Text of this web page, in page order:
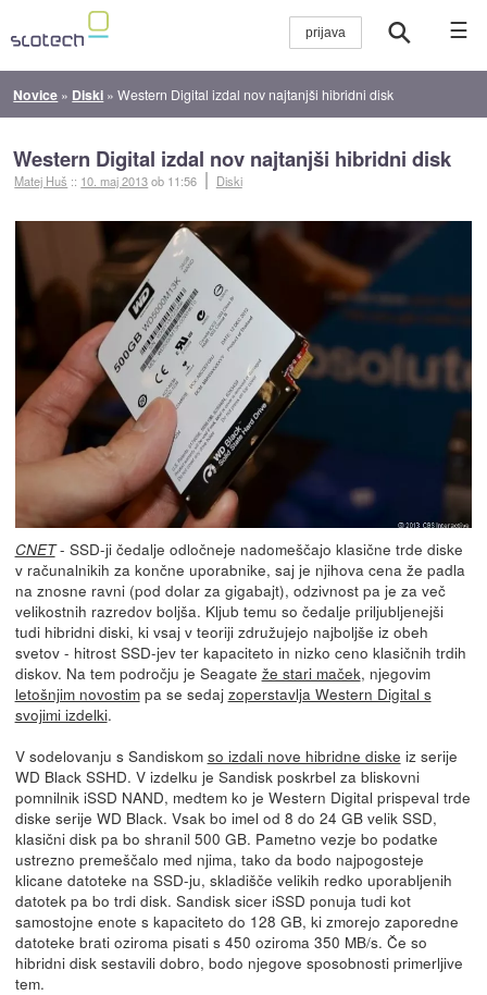
☰
Novice » Diski »Western Digital izdal nov najtanjši hibridni disk
Western Digital izdal nov najtanjši hibridni disk
Matej Huš :: 10. maj 2013ob 11:56 Diski
CNET- SSD-ji čedalje odločneje nadomeščajo klasične trde diske
v računalnikih za končne uporabnike, saj je njihova cena že padla
na znosne ravni (pod dolar za gigabajt), odzivnost pa je za več
velikostnih razredov boljša. Kljub temu so čedalje priljubljenejši
tudi hibridni diski, ki vsaj v teoriji združujejo najboljše iz obeh
svetov - hitrost SSD-jev ter kapaciteto in nizko ceno klasičnih trdih
diskov. Na tem področju je Seagate že stari maček, njegovim
letošnjim novostimpa se sedaj zoperstavlja Western Digital s
svojimi izdelki.
V sodelovanju s Sandiskom so izdali nove hibridne diske iz serije
WD Black SSHD. V izdelku je Sandisk poskrbel za bliskovni
pomnilnik iSSD NAND, medtem ko je Western Digital prispeval trde
diske serije WD Black. Vsak bo imel od 8 do 24 GB velik SSD,
klasični disk pa bo shranil 500 GB. Pametno vezje bo podatke
ustrezno premeščalo med njima, tako da bodo najpogosteje
klicane datoteke na SSD-ju, skladišče velikih redko uporabljenih
datotek pa bo trdi disk. Sandisk sicer iSSD ponuja tudi kot
samostojne enote s kapaciteto do 128 GB, ki zmorejo zaporedne
datoteke brati oziroma pisati s 450 oziroma 350 MB/s. Če so
hibridni disk sestavili dobro, bodo njegove sposobnosti primerljive
tem.